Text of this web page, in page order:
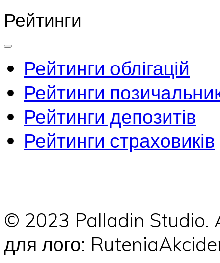
Рейтинги
Рейтинги облігацій
Рейтинги
Рейтинги депозитів
Рейтинги страховиків
© 2023 Palladin
для лого: